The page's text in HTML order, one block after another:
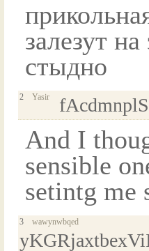
залезут
стыдно
2 Yasir
And I
sensible
setintg me
3 wawynwbqed